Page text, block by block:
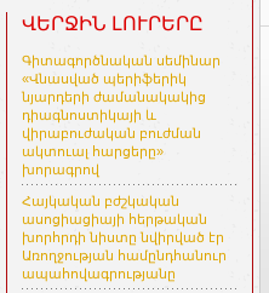
ՎԵՐՋԻՆ ԼՈՒՐԵՐԸ
Գիտագործնական սեմինար
«Վնասված պերիֆերիկ
նյարդերի ժամանակակից
դիագնոստիկայի և
վիրաբուժական բուժման
ակտուալ հարցերը»
խորագրով
Հայկական բժշկական
ասոցիացիայի հերթական
խորհրդի նիստը նվիրված էր
Առողջության համընդհանուր
ապահովագրությանը